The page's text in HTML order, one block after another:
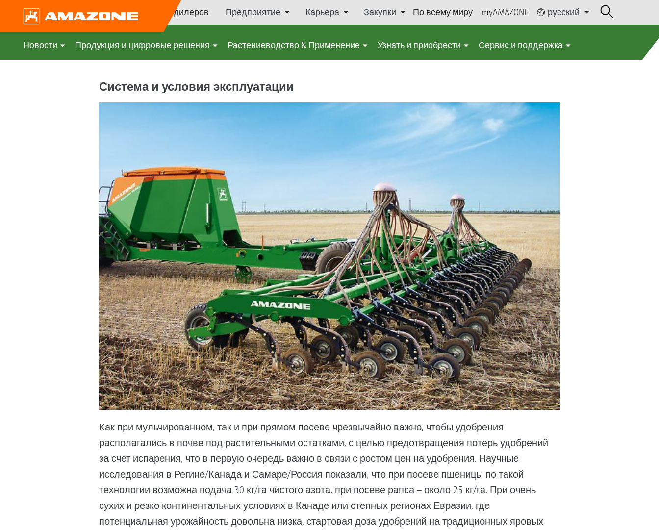
Поиск дилеров Предприятие Карьера Закупки По всему миру myAMAZONE русский
Новости Продукция и цифровые решения Растениеводство & Применение Узнать и приобрести Сервис и поддержка
Система и условия эксплуатации
Как при мульчированном, так и при прямом посеве чрезвычайно важно, чтобы удобрения
располагались в почве под растительными остатками, с целью предотвращения потерь удобрений
за счет испарения, что в первую очередь важно в связи с ростом цен на удобрения. Научные
исследования в Регине/Канада и Самаре/Россия показали, что при посеве пшеницы по такой
технологии возможна подача 30 кг/га чистого азота, при посеве рапса – около 25 кг/га. При очень
сухих и резко континентальных условиях в Канаде или степных регионах Евразии, где
потенциальная урожайность довольна низка, стартовая доза удобрений на традиционных яровых